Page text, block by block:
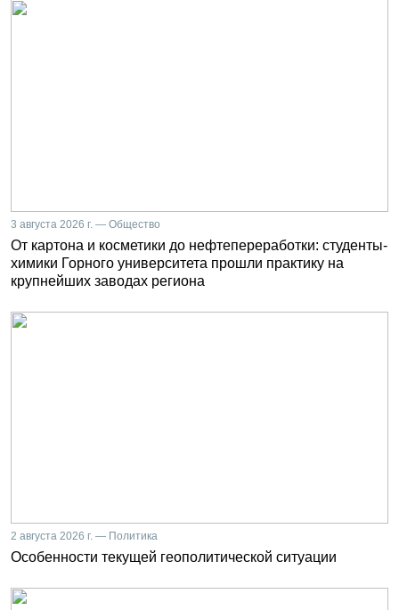
3 августа 2026 г. — Общество
От картона и косметики до нефтепереработки: студенты-
химики Горного университета прошли практику на
крупнейших заводах региона
2 августа 2026 г. — Политика
Особенности текущей геополитической ситуации